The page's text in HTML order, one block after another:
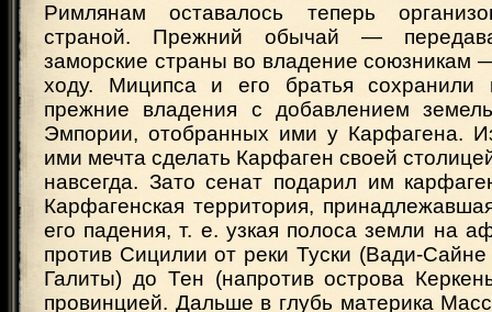
Римлянам оставалось теперь
страной. Прежний обычай —
заморские страны во владение
ходу. Миципса и его братья сохранили
прежние владения с добавлением
Эмпории, отобранных ими у Карфагена.
ими мечта сделать Карфаген своей
навсегда. Зато сенат подарил им
Карфагенская территория,
его падения, т. е. узкая полоса земли на
против Сицилии от реки Туски (Вади-Сайне
Галиты) до Тен (напротив острова
провинцией. Дальше в глубь материка